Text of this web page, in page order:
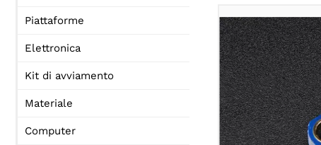
Piattaforme
Elettronica
Kit di avviamento
Materiale
Computer